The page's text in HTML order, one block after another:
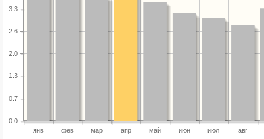
янв фев мар апр май июн июл авг
0.0
0.7
1.3
2.0
2.6
3.3